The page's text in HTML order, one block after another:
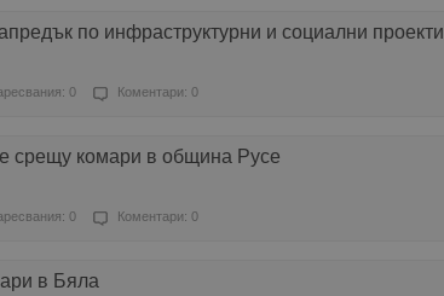
по инфраструктурни и социални проекти
0 Коментари: 0
срещу комари в община Русе
0 Коментари: 0
в Бяла